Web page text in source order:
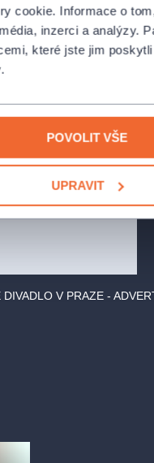
cookie. Informace o
inzerci a analýzy.
které jste jim
POVOLIT VŠE
UPRAVIT
V PRAZE -